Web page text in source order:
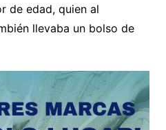
de edad, quien al
llevaba un bolso de